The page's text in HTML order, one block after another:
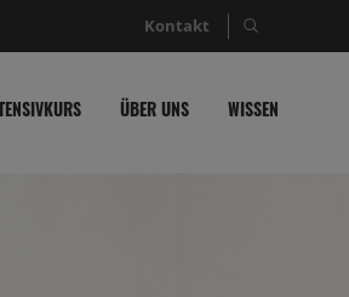
Kontakt Suche
ÜBER UNS WISSEN